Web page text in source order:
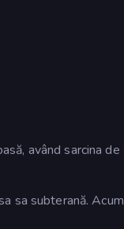
având sarcina de
sa subterană. Acum